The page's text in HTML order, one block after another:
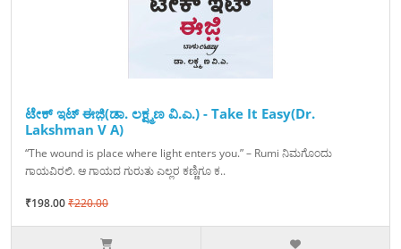
ಟೇಕ್‌ ಇಟ್‌ ಈಜಿ಼(ಡಾ. ಲಕ್ಷ್ಮಣ ವಿ.ಎ.) - Take It Easy(Dr.
Lakshman V A)
“The wound is place where light enters you.” – Rumi ನಿಮಗೊಂದು
ಗಾಯವಿರಲಿ. ಆ ಗಾಯದ ಗುರುತು ಎಲ್ಲರ ಕಣ್ಣಿಗೂ ಕ..
₹198.00₹220.00